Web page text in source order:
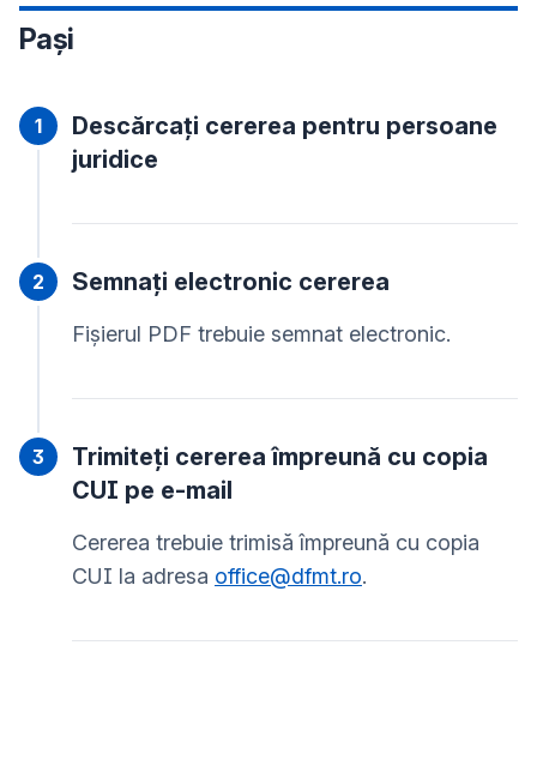
Pași
Descărcați cererea pentru persoane
juridice
Semnați electronic cererea
Fișierul PDF trebuie semnat electronic.
Trimiteți cererea împreună cu copia
CUI pe e-mail
Cererea trebuie trimisă împreună cu copia
CUI la adresa office@dfmt.ro.